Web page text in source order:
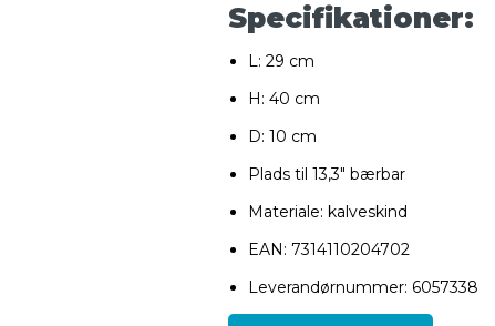
Specifikationer:
L: 29 cm
H: 40 cm
D: 10 cm
Plads til 13,3" bærbar
Materiale: kalveskind
EAN: 7314110204702
Leverandørnummer: 6057338